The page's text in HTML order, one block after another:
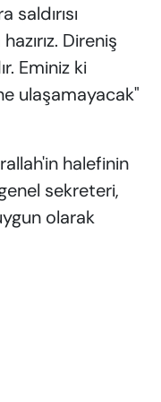
saldırısı
Direniş
Eminiz ki
ulaşamayacak"
halefinin
sekreteri,
olarak